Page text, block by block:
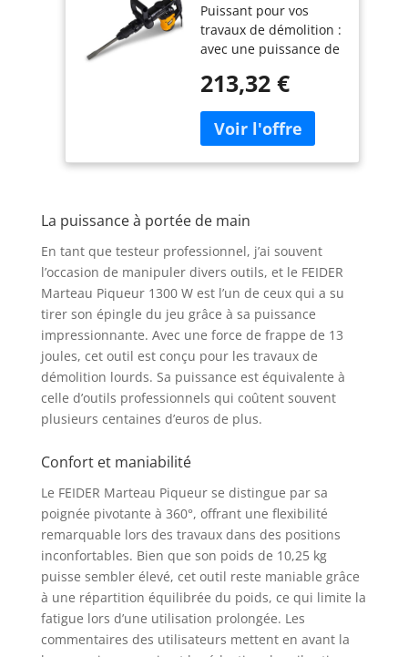
CPM, SDS-Plus -
Poignée Latérale
Réglable en D,
Poids 7kg - Inclus
2 Burins (Plat et
Pointu), Coffret
BMC et Graisse -
F1050MPI-A
Puissant pour vos
travaux de démolition :
avec une puissance de
cps/min, ce marteau-
pour détruire des
murs et faire des
saignées sur béton.
SDS-Plus, changez
burins Ergonomique
avec un poids
contenu, vous êtes
équipé : avec un poids
contenu de 7 kg, le
moteur est proche de
la gâchette ce qui
allège l'avant de l'outil
et permet d'appuyer
votre corps pour plus
fatigue Notre poignée
en D réglable à 360°
pour une prise en
main efficace : la large
poignée latérale
réglable sans outil
vous facilite la prise en
main quelle que soit la
position à adopter.
213,32 €
La puissance à portée de main
En tant que testeur professionnel, j’ai souvent
l’occasion de manipuler divers outils, et le FEIDER
Marteau Piqueur 1300 W est l’un de ceux qui a su
tirer son épingle du jeu grâce à sa puissance
impressionnante. Avec une force de frappe de 13
joules, cet outil est conçu pour les travaux de
démolition lourds. Sa puissance est équivalente à
celle d’outils professionnels qui coûtent souvent
plusieurs centaines d’euros de plus.
Confort et maniabilité
Le FEIDER Marteau Piqueur se distingue par sa
poignée pivotante à 360°, offrant une flexibilité
remarquable lors des travaux dans des positions
inconfortables. Bien que son poids de 10,25 kg
puisse sembler élevé, cet outil reste maniable grâce
à une répartition équilibrée du poids, ce qui limite la
fatigue lors d’une utilisation prolongée. Les
commentaires des utilisateurs mettent en avant la